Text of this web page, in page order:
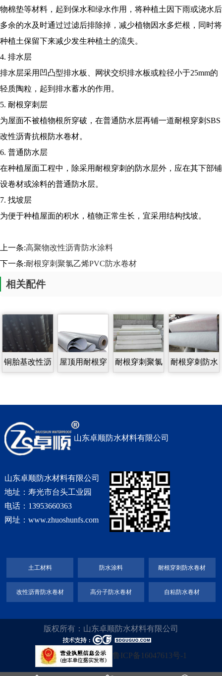
物棉垫等材料，起到保水和绿水作用，将种植土因下雨或浇水后
多余的水及时通过过滤后排除掉，减少植物因水多烂根，同时将
种植土保留下来减少发生种植土的流失。
4. 排水层
排水层采用凹凸型排水板、网状交织排水板或粒径小于25mm的
轻质陶粒，起到排水蓄水的作用。
5. 耐根穿刺层
为屋面不被植物根所穿破，在普通防水层再铺一道耐根穿刺SBS
改性沥青抗根防水卷材。
6. 普通防水层
在种植屋面工程中，除采用耐根穿刺的防水层外，应在其下部铺
设卷材或涂料的普通防水层。
7. 找坡层
为便于种植屋面的积水，植物正常生长，宜采用结构找坡。
上一条:高聚物改性沥青防水涂料
下一条:耐根穿刺聚氯乙烯PVC防水卷材
相关配件
铜胎基改性沥
屋顶用耐根穿
耐根穿刺聚氯
耐根穿刺防水
山东卓顺防水材料有限公司
山东卓顺防水材料有限公司
地址：寿光市台头工业园
电话：13953660363
网址：www.zhuoshunfs.com
土工材料 防水涂料 耐根穿刺防水卷材
改性沥青防水卷材 高分子防水卷材 自粘防水卷材
版权所有：山东卓顺防水材料有限公司
鲁ICP备16047613号-1